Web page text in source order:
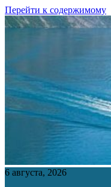
Перейти к содержимому
6 августа, 2026